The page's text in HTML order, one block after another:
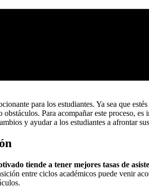
para los estudiantes. Ya sea que
Para acompañar este proceso,
y ayudar a los estudiantes a afrontar
tiende a tener mejores tasas de
entre ciclos académicos puede venir